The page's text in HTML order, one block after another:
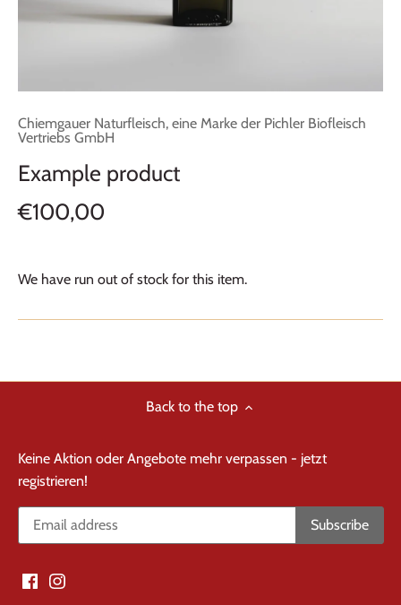
Chiemgauer Naturfleisch, eine Marke der Pichler Biofleisch
Vertriebs GmbH
Example product
€100,00
We have run out of stock for this item.
Back to the top
Keine Aktion oder Angebote mehr verpassen - jetzt
registrieren!